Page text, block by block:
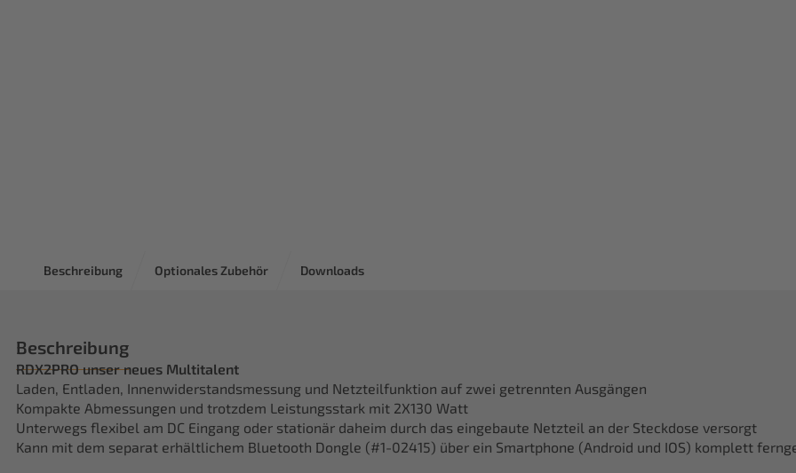
Beschreibung Optionales Zubehör Downloads
Beschreibung
RDX2PRO unser neues Multitalent
Laden, Entladen, Innenwiderstandsmessung und Netzteilfunktion auf zwei getrennten Ausgängen
Kompakte Abmessungen und trotzdem Leistungsstark mit 2X130 Watt
Unterwegs flexibel am DC Eingang oder stationär daheim durch das eingebaute Netzteil an der Steckdose versorgt
Kann mit dem separat erhältlichem Bluetooth Dongle (#1-02415) über ein Smartphone (Android und IOS) komplett